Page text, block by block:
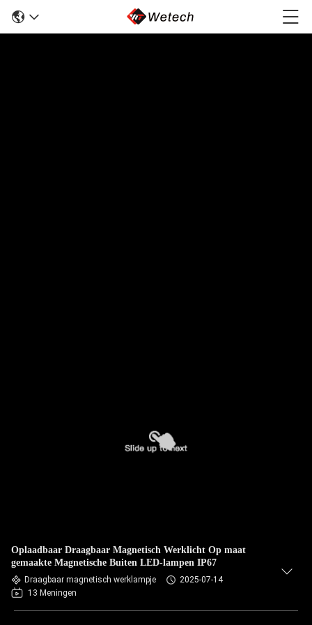
Oplaadbaar Draagbaar Magnetisch Werklicht Op maat
gemaakte Magnetische Buiten LED-lampen IP67
Draagbaar magnetisch werklampje
2025-07-14
13 Meningen